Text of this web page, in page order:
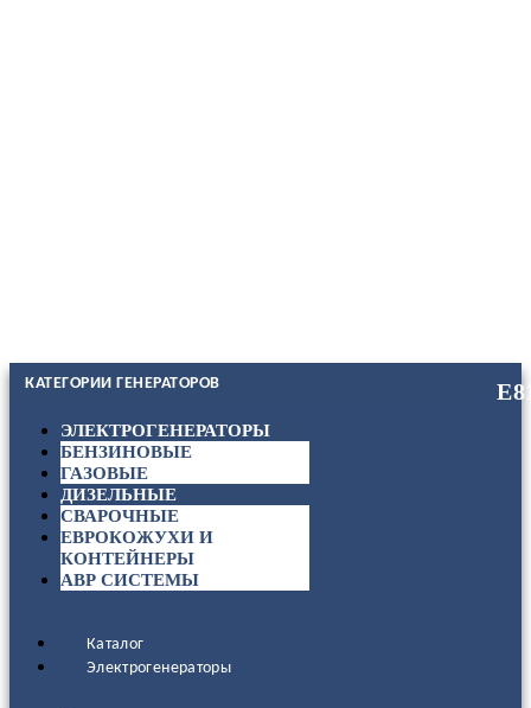
КАТЕГОРИИ ГЕНЕРАТОРОВ
ЭЛЕКТРОГЕНЕРАТОРЫ
БЕНЗИНОВЫЕ
ГАЗОВЫЕ
ДИЗЕЛЬНЫЕ
СВАРОЧНЫЕ
ЕВРОКОЖУХИ И
КОНТЕЙНЕРЫ
АВР СИСТЕМЫ
Каталог
Электрогенераторы